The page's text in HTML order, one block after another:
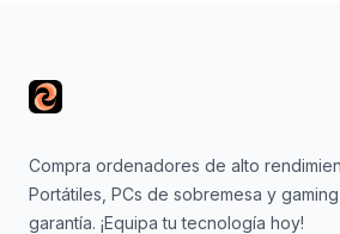
Compra ordenadores de alto
Portátiles, PCs de sobremesa y
garantía. ¡Equipa tu tecnología hoy!